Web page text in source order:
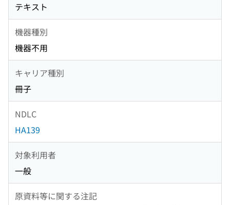
テキスト
機器種別
機器不用
キャリア種別
冊子
NDLC
HA139
対象利用者
一般
原資料等に関する注記